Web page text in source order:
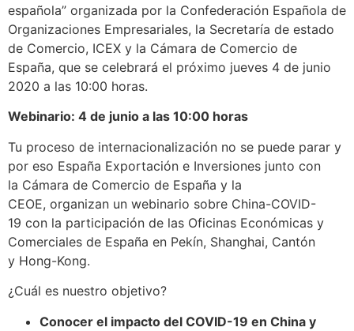
española” organizada por la Confederación Española de
Organizaciones Empresariales, la Secretaría de estado
de Comercio, ICEX y la Cámara de Comercio de
España, que se celebrará el próximo jueves 4 de junio
2020 a las 10:00 horas.
Webinario: 4 de junio a las 10:00 horas
Tu proceso de internacionalización no se puede parar y
por eso España Exportación e Inversiones junto con
la Cámara de Comercio de España y la
CEOE, organizan un webinario sobre China-COVID-
19 con la participación de las Oficinas Económicas y
Comerciales de España en Pekín, Shanghai, Cantón
y Hong-Kong.
¿Cuál es nuestro objetivo?
Conocer el impacto del COVID-19 en China y